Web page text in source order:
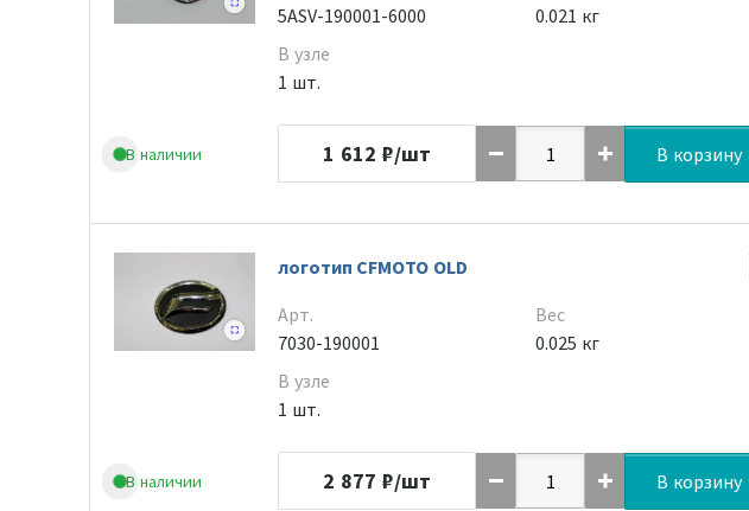
В наличии
5ASV-190001-6000
В узле
1 шт.
0.021 кг
1 612 ₽/шт В корзину
В наличии
логотип CFMOTO OLD
Арт.
7030-190001
В узле
1 шт.
Вес
0.025 кг
2 877 ₽/шт В корзину